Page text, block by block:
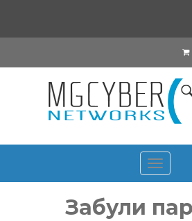
Toggle
Забули